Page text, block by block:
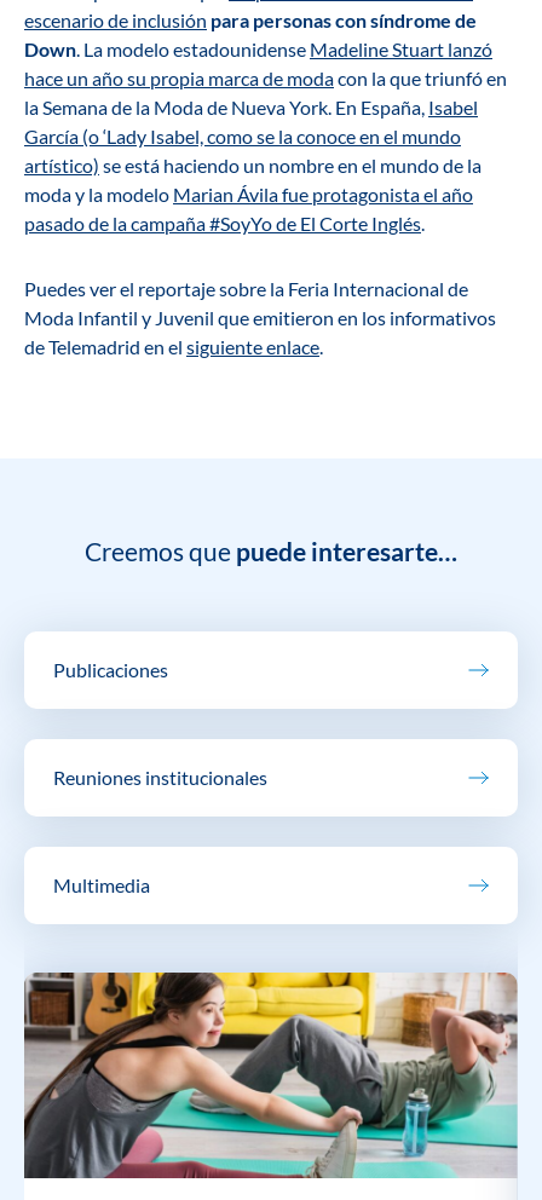
escenario de inclusión para personas con síndrome de
Down. La modelo estadounidense Madeline Stuart lanzó
hace un año su propia marca de modacon la que triunfó en
la Semana de la Moda de Nueva York. En España, Isabel
García (o ‘Lady Isabel, como se la conoce en el mundo
artístico) se está haciendo un nombre en el mundo de la
moda y la modelo Marian Ávila fue protagonista el año
pasado de la campaña #SoyYo de El Corte Inglés.
Puedes ver el reportaje sobre la Feria Internacional de
Moda Infantil y Juvenil que emitieron en los informativos
de Telemadrid en el siguiente enlace.
Creemos que puede interesarte…
Publicaciones
Reuniones institucionales
Multimedia